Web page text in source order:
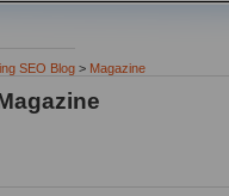
SEO Blog > Magazine